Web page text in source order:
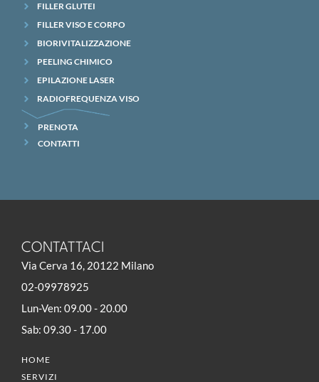
FILLER GLUTEI
FILLER VISO E CORPO
BIORIVITALIZZAZIONE
PEELING CHIMICO
EPILAZIONE LASER
RADIOFREQUENZA VISO
PRENOTA
CONTATTI
CONTATTACI
Via Cerva 16, 20122 Milano
02-09978925
Lun-Ven: 09.00 - 20.00
Sab: 09.30 - 17.00
HOME
SERVIZI